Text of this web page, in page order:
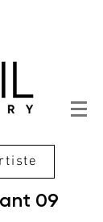
09